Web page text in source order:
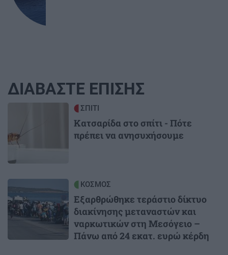
ΔΙΑΒΑΣΤΕ ΕΠΙΣΗΣ
ΣΠΙΤΙ
Κατσαρίδα στο σπίτι - Πότε
πρέπει να ανησυχήσουμε
ΚΟΣΜΟΣ
Εξαρθρώθηκε τεράστιο δίκτυο
διακίνησης μεταναστών και
ναρκωτικών στη Μεσόγειο –
Πάνω από 24 εκατ. ευρώ κέρδη